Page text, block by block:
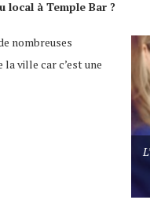
local à Temple Bar ?
nombreuses
ville car c’est une